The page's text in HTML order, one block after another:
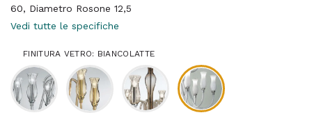
60, Diametro Rosone 12,5
Vedi tutte le specifiche
FINITURA VETRO: BIANCOLATTE